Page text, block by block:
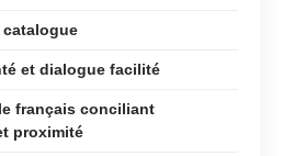
et dialogue facilité
français conciliant
proximité